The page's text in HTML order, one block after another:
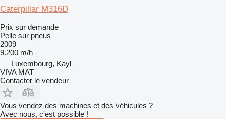
Caterpillar M316D
Prix sur demande
Pelle sur pneus
2009
9.200 m/h
Luxembourg, Kayl
VIVA MAT
Contacter le vendeur
Vous vendez des machines et des véhicules ?
Avec nous, c'est possible !